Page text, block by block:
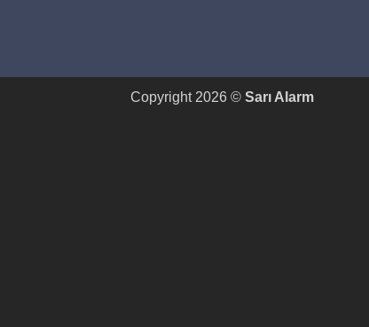
Copyright 2026 © Sarı Alarm